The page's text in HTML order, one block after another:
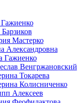
Мастерко
Александровна
Гажиенко
Венгржановский
Токарева
Колисниченко
Алексеев